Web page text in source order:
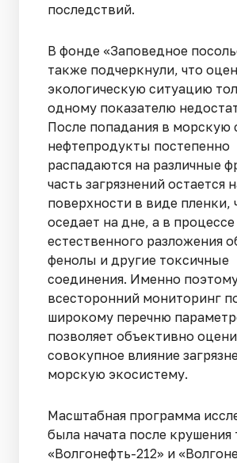
последствий.
В фонде «Заповедное
также подчеркнули, что
экологическую ситуацию
одному показателю
После попадания в морскую
нефтепродукты постепенно
распадаются на различные
часть загрязнений остается
поверхности в виде пленки,
оседает на дне, а в процессе
естественного разложения
фенолы и другие токсичные
соединения. Именно
всесторонний мониторинг
широкому перечню
позволяет объективно
совокупное влияние
морскую экосистему.
Масштабная программа
была начата после крушения
«Волгонефть-212» и